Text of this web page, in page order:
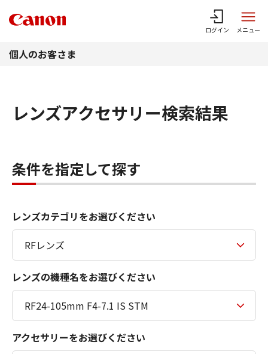
ログイン メニュー
個人のお客さま
レンズアクセサリー検索結果
条件を指定して探す
レンズカテゴリをお選びください
レンズの機種名をお選びください
アクセサリーをお選びください